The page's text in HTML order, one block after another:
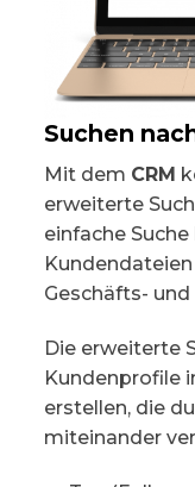
Suchen
Mit dem CRM
erweiterte
einfache
Geschäfts-
Die erweiterte
Kundenprofile
erstellen, die
miteinander